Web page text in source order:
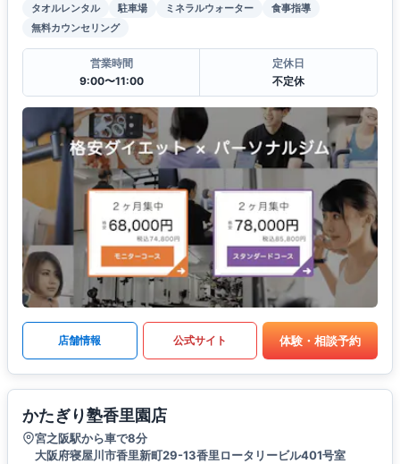
タオルレンタル 駐車場 ミネラルウォーター
食事指導
無料カウンセリング
営業時間
9:00〜11:00
定休日
不定休
店舗情報 公式サイト 体験・相談予約
かたぎり塾香里園店
宮之阪駅から車で8分
大阪府寝屋川市香里新町29-13香里ロータリービル401号室